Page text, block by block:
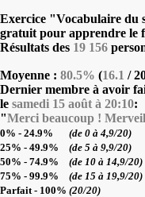
Exercice "Vocabulaire du
gratuit pour apprendre le
Résultats des 19 156
Moyenne : 80.5% (16.1 /
Dernier membre à avoir
le samedi 15 août à 20:10:
"Merci beaucoup !
0% - 24.9% (de 0 à 4,9/20)
25% - 49.9% (de 5 à 9,9/20)
50% - 74.9% (de 10 à 14,9/20)
75% - 99.9% (de 15 à 19,9/20)
Parfait - 100% (20/20)